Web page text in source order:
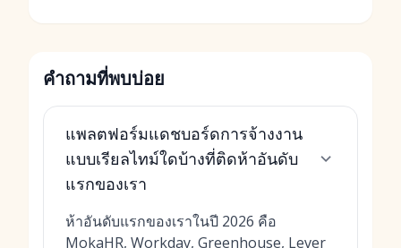
คำถามที่พบบ่อย
แพลตฟอร์มแดชบอร์ดการจ้างงาน
แบบเรียลไทม์ใดบ้างที่ติดห้าอันดับ
แรกของเรา
ห้าอันดับแรกของเราในปี 2026 คือ
MokaHR, Workday, Greenhouse, Lever